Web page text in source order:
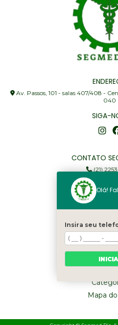
Av. Passos, 101 - salas 407/408 -
040
SIGA-
CONTATO
(21)
(21)
Mapa
Olá!
Insira seu